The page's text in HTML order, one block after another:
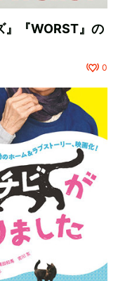
』『WORST』の
0